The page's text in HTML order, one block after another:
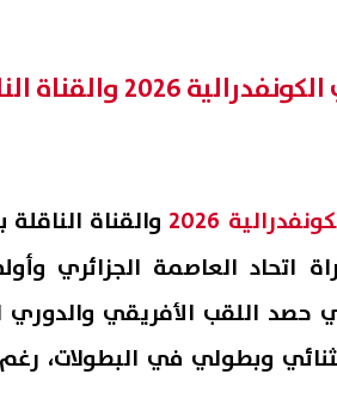
موعد مباراة الزمالك في نهائي
2026
والقناة
اتحاد العاصمة الجزائري
حصد اللقب الأفريقي والدوري
وبطولي في البطولات،
بعض المناطق
والجيزة.. الأماكن
انفجار
فى موسكو..
07 أغسطس, 2026 08:46 م